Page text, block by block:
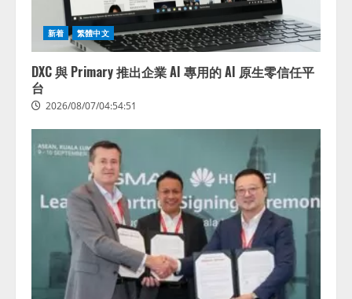
新着 繁體中文
DXC 與 Primary 推出企業 AI 專用的 AI 原生零信任平
台
2026/08/07/04:54:51
藤原竜也がAIで組織の改善点を見
抜く！ SKYSEA Client View 新テ
レビCM公開！ 新オプション！ AI
が組織の業務実態を分析し労務改
善を支援。 藤原竜也メイキング